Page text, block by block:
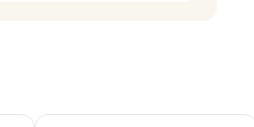
Aug. 7 - Aug. 8.
Überprüfe die Verfügbarkeit für